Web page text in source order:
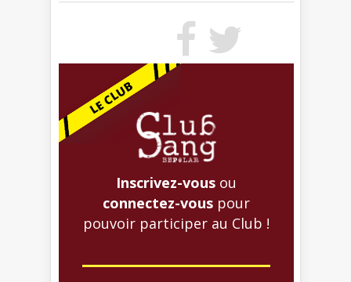
Inscrivez-vous ou
connectez-vous pour
pouvoir participer au Club !